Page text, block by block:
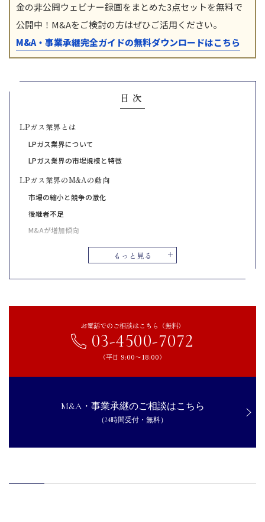
金の非公開ウェビナー録画をまとめた3点セットを無料で
公開中！M&Aをご検討の方はぜひご活用ください。
M&A・事業承継完全ガイドの無料ダウンロードはこちら
目次
もっと見る
LPガス業界とは
LPガス業界について
LPガス業界の市場規模と特徴
LPガス業界のM&Aの動向
市場の縮小と競争の激化
後継者不足
M&Aが増加傾向
LPガス業界のM&A売却相場と手法
後継者問題の解消
伊藤忠エネクスによるWP Energy Public Company Limitedへの資
株式会社TOKAIホールディングスによる株式会社フジプロのM&A
お電話でのご相談はこちら（無料）
03-4500-7072
（平日 9:00〜18:00）
M&A・事業承継のご相談はこちら
（24時間受付・無料）